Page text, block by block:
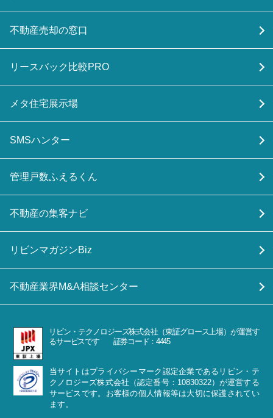
不動産売却の窓口
リースバック比較PRO
メタ住宅展示場
SMSハンター
管理戸数ふえるくん
不動産の集客ナビ
リビンマガジンBiz
不動産業界M&A相談センター
リビン・テクノロジーズ株式会社（東証グロース上場）が運営す
るサービスです 証券コード：4445
当サイトはプライバシーマーク認定企業であるリビン・テ
クノロジーズ株式会社（認定番号：10830322）が運営する
サービスです。お客様の個人情報等は大切に保護されてい
ます。